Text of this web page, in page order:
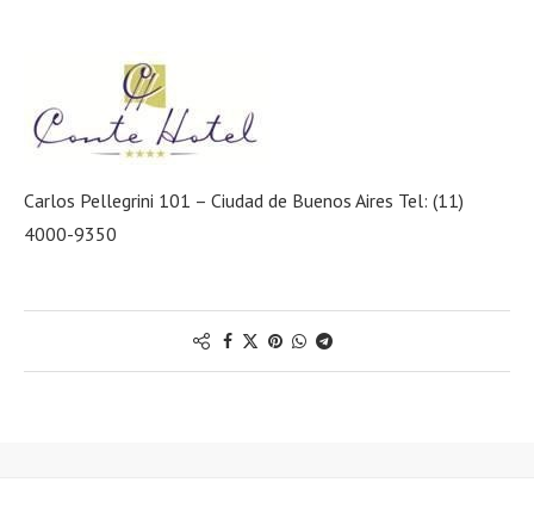
Carlos Pellegrini 101 – Ciudad de Buenos Aires Tel: (11)
4000-9350